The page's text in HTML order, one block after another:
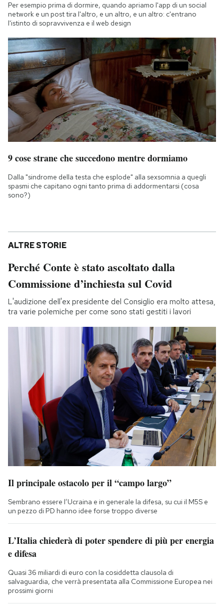
Per esempio prima di dormire, quando apriamo l'app di un social
network e un post tira l'altro, e un altro, e un altro: c'entrano
l'istinto di sopravvivenza e il web design
9 cose strane che succedono mentre dormiamo
Dalla "sindrome della testa che esplode" alla sexsomnia a quegli
spasmi che capitano ogni tanto prima di addormentarsi (cosa
sono?)
ALTRE STORIE
Perché Conte è stato ascoltato dalla
Commissione d’inchiesta sul Covid
L'audizione dell'ex presidente del Consiglio era molto attesa,
tra varie polemiche per come sono stati gestiti i lavori
Il principale ostacolo per il “campo largo”
Sembrano essere l’Ucraina e in generale la difesa, su cui il M5S e
un pezzo di PD hanno idee forse troppo diverse
L’Italia chiederà di poter spendere di più per energia
e difesa
Quasi 36 miliardi di euro con la cosiddetta clausola di
salvaguardia, che verrà presentata alla Commissione Europea nei
prossimi giorni